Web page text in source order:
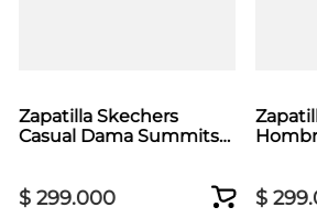
Zapatilla Skechers
Casual Dama Summits
$ 299.000 $ 299.